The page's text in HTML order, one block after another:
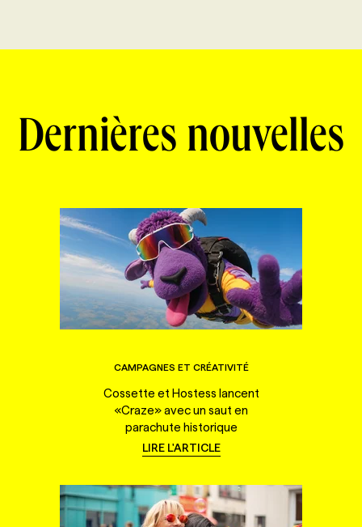
Dernières nouvelles
CAMPAGNES ET CRÉATIVITÉ
Cossette et Hostess lancent
«Craze» avec un saut en
parachute historique
LIRE L'ARTICLE